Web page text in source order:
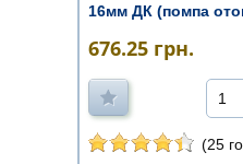
16мм ДК (помпа
676.25 грн.
1
(25